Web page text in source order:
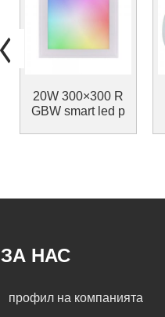
20W 300×300 R
GBW smart led p
ЗА НАС
профил на компанията